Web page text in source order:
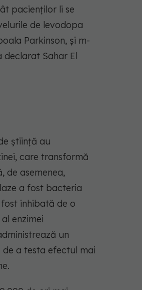
pacienților li se
de levodopa
Parkinson, și m-
Sahar El
știință au
care transformă
de asemenea,
a fost bacteria
inhibată de o
enzimei
un
a testa efectul mai